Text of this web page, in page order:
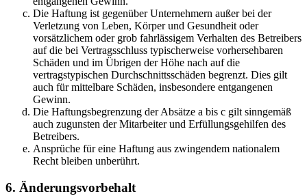
Die Haftung ist gegenüber Unternehmern außer bei der
Verletzung von Leben, Körper und Gesundheit oder
vorsätzlichem oder grob fahrlässigem Verhalten des Betreibers
auf die bei Vertragsschluss typischerweise vorhersehbaren
Schäden und im Übrigen der Höhe nach auf die
vertragstypischen Durchschnittsschäden begrenzt. Dies gilt
auch für mittelbare Schäden, insbesondere entgangenen
Gewinn.
Die Haftungsbegrenzung der Absätze a bis c gilt sinngemäß
auch zugunsten der Mitarbeiter und Erfüllungsgehilfen des
Betreibers.
Ansprüche für eine Haftung aus zwingendem nationalem
Recht bleiben unberührt.
6. Änderungsvorbehalt